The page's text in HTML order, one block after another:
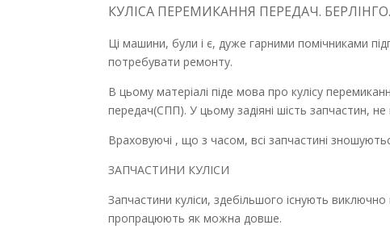
КУЛІСА ПЕРЕМИКАННЯ ПЕРЕДАЧ.
Ці машини, були і є, дуже гарними помічниками
потребувати ремонту.
В цьому матеріалі піде мова про кулісу
передач(СПП). У цьому задіяні шість запчастин,
Враховуючі , що з часом, всі запчастині
ЗАПЧАСТИНИ КУЛІСИ
Запчастини куліси, здебільшого існують
пропрацюють як можна довше.